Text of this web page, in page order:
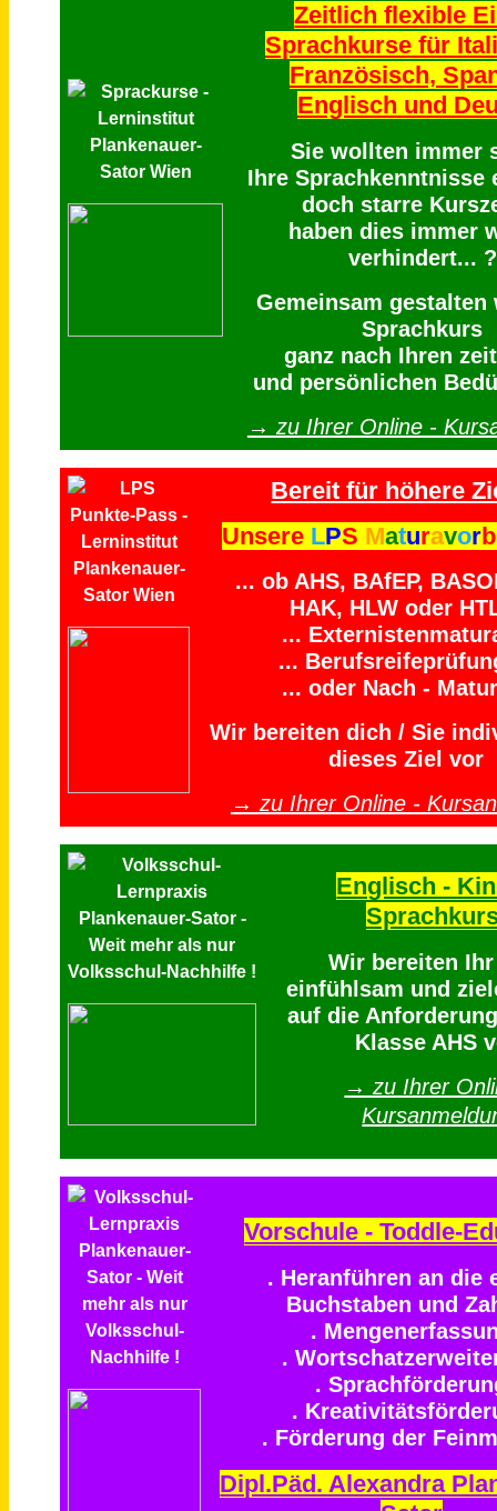
Zeitlich flexible
Sprachkurse für
Französisch,
Englisch und
Sie wollten immer
Ihre Sprachkenntnisse
doch starre
haben dies immer
verhindert... ?
Gemeinsam gestalten
Sprachkurs
ganz nach Ihren
und persönlichen
→ zu Ihrer Online -
Bereit für höhere
Unsere LPS Maturavorb
... ob AHS, BAfEP,
HAK, HLW oder
...
...
... oder Nach -
Wir bereiten dich / Sie
dieses Ziel vor
→ zu Ihrer Online -
Englisch -
Wir bereiten
einfühlsam und
auf die
Klasse AHS
→ zu Ihrer
Vorschule - Toddle-
. Heranführen an die
Buchstaben und
.
.
.
.
. Förderung der
Dipl.Päd. Alexandra